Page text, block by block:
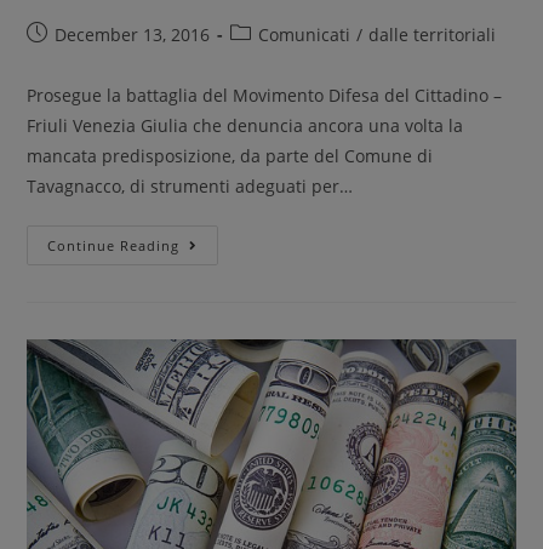
December 13, 2016 Comunicati / dalle territoriali
Prosegue la battaglia del Movimento Difesa del Cittadino –
Friuli Venezia Giulia che denuncia ancora una volta la
mancata predisposizione, da parte del Comune di
Tavagnacco, di strumenti adeguati per…
Continue Reading